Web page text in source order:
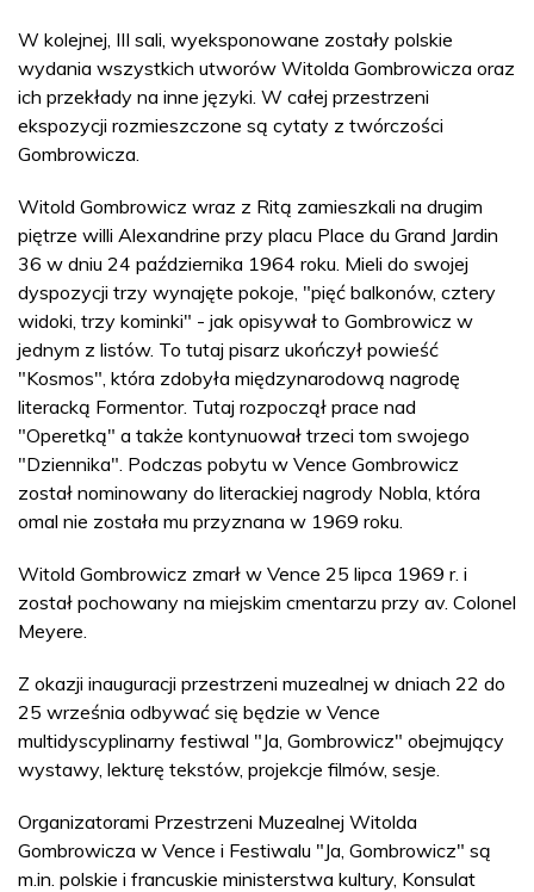
W kolejnej, III sali, wyeksponowane zostały polskie
wydania wszystkich utworów Witolda Gombrowicza oraz
ich przekłady na inne języki. W całej przestrzeni
ekspozycji rozmieszczone są cytaty z twórczości
Gombrowicza.
Witold Gombrowicz wraz z Ritą zamieszkali na drugim
piętrze willi Alexandrine przy placu Place du Grand Jardin
36 w dniu 24 października 1964 roku. Mieli do swojej
dyspozycji trzy wynajęte pokoje, "pięć balkonów, cztery
widoki, trzy kominki" - jak opisywał to Gombrowicz w
jednym z listów. To tutaj pisarz ukończył powieść
"Kosmos", która zdobyła międzynarodową nagrodę
literacką Formentor. Tutaj rozpoczął prace nad
"Operetką" a także kontynuował trzeci tom swojego
"Dziennika". Podczas pobytu w Vence Gombrowicz
został nominowany do literackiej nagrody Nobla, która
omal nie została mu przyznana w 1969 roku.
Witold Gombrowicz zmarł w Vence 25 lipca 1969 r. i
został pochowany na miejskim cmentarzu przy av. Colonel
Meyere.
Z okazji inauguracji przestrzeni muzealnej w dniach 22 do
25 września odbywać się będzie w Vence
multidyscyplinarny festiwal "Ja, Gombrowicz" obejmujący
wystawy, lekturę tekstów, projekcje filmów, sesje.
Organizatorami Przestrzeni Muzealnej Witolda
Gombrowicza w Vence i Festiwalu "Ja, Gombrowicz" są
m.in. polskie i francuskie ministerstwa kultury, Konsulat